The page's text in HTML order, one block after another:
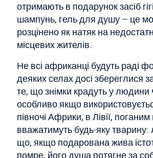
отримають в подарунок засіб
шампунь, гель для душу – це
розцінено як натяк на
місцевих жителів.
Не всі африканці будуть раді
деяких селах досі збереглися
те, що знімки крадуть у людини
особливо якщо
півночі Африки, в Лівії,
вважатимуть будь-яку тварину:
що, якщо подарована жива
помре, його душа потягне за